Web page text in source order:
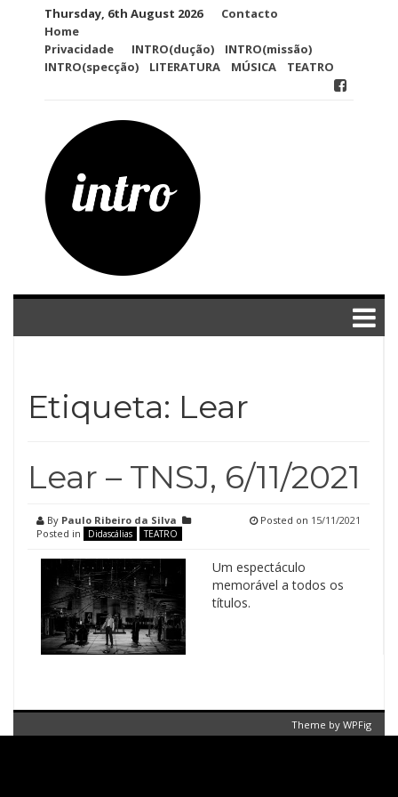
Thursday, 6th August 2026
Contacto
Home
Privacidade
INTRO(dução)
INTRO(missão)
INTRO(specção)
LITERATURA MÚSICA TEATRO
Etiqueta: Lear
Lear – TNSJ, 6/11/2021
By Paulo Ribeiro da Silva
Posted in
Didascálias TEATRO
Posted on 15/11/2021
Um espectáculo
memorável a todos os
títulos.
Theme by WPFig